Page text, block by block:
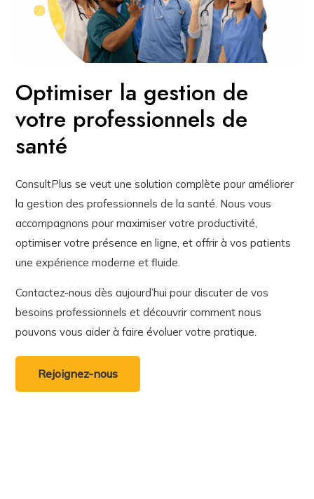
Optimiser la gestion de
votre professionnels de
santé
ConsultPlus se veut une solution complète pour améliorer
la gestion des professionnels de la santé. Nous vous
accompagnons pour maximiser votre productivité,
optimiser votre présence en ligne, et offrir à vos patients
une expérience moderne et fluide.
Contactez-nous dès aujourd’hui pour discuter de vos
besoins professionnels et découvrir comment nous
pouvons vous aider à faire évoluer votre pratique.
Rejoignez-nous